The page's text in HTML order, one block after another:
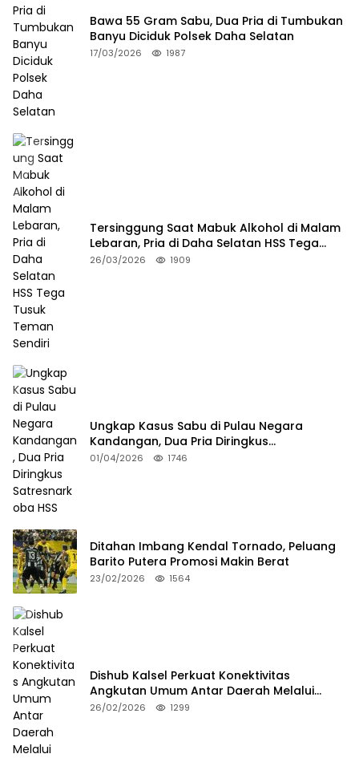
Bawa 55 Gram Sabu, Dua Pria di Tumbukan
Banyu Diciduk Polsek Daha Selatan
17/03/2026 1987
Tersinggung Saat Mabuk Alkohol di Malam
Lebaran, Pria di Daha Selatan HSS Tega
Tusuk Teman Sendiri
26/03/2026 1909
Ungkap Kasus Sabu di Pulau Negara
Kandangan, Dua Pria Diringkus
Satresnarkoba HSS
01/04/2026 1746
Ditahan Imbang Kendal Tornado, Peluang
Barito Putera Promosi Makin Berat
23/02/2026 1564
Dishub Kalsel Perkuat Konektivitas
Angkutan Umum Antar Daerah Melalui
Integritas
26/02/2026 1299